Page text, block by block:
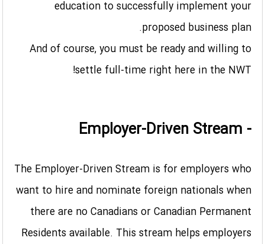
education to successfully implement your
proposed business plan.
And of course, you must be ready and willing to
settle full-time right here in the NWT!
- Employer-Driven Stream
The Employer-Driven Stream is for employers who
want to hire and nominate foreign nationals when
there are no Canadians or Canadian Permanent
Residents available. This stream helps employers